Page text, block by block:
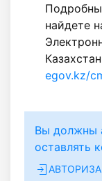
найдете
egov.kz/
Вы должны
оставлять